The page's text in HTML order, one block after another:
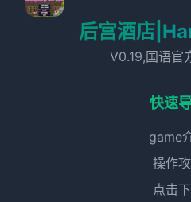
后宫酒店
V0.19,国语官
快速
game
操作
点击